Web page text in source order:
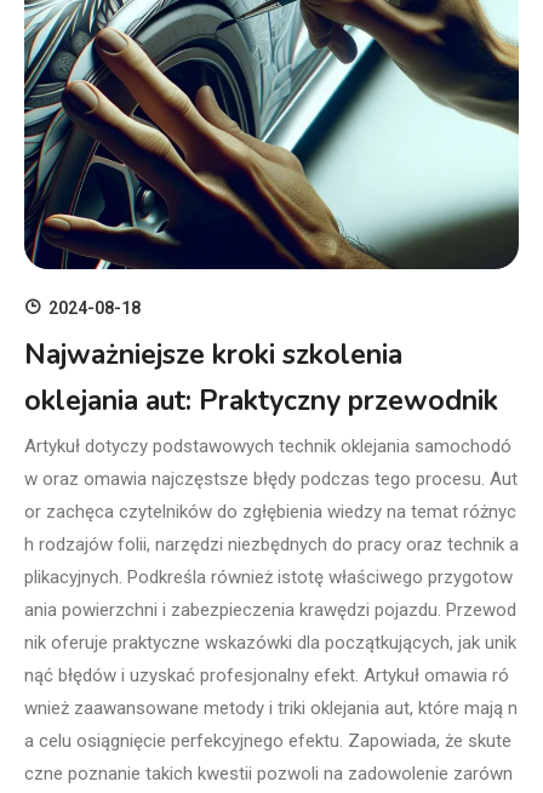
2024-08-18
Najważniejsze kroki szkolenia
oklejania aut: Praktyczny przewodnik
Artykuł dotyczy podstawowych technik oklejania samochodó
w oraz omawia najczęstsze błędy podczas tego procesu. Aut
or zachęca czytelników do zgłębienia wiedzy na temat różnyc
h rodzajów folii, narzędzi niezbędnych do pracy oraz technik a
plikacyjnych. Podkreśla również istotę właściwego przygotow
ania powierzchni i zabezpieczenia krawędzi pojazdu. Przewod
nik oferuje praktyczne wskazówki dla początkujących, jak unik
nąć błędów i uzyskać profesjonalny efekt. Artykuł omawia ró
wnież zaawansowane metody i triki oklejania aut, które mają n
a celu osiągnięcie perfekcyjnego efektu. Zapowiada, że skute
czne poznanie takich kwestii pozwoli na zadowolenie zarówn